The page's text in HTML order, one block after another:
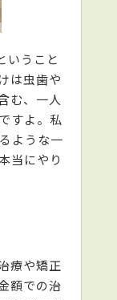
いうこと
は虫歯や
む、一人
すよ。私
ような一
当にやり
療や矯正
額での治